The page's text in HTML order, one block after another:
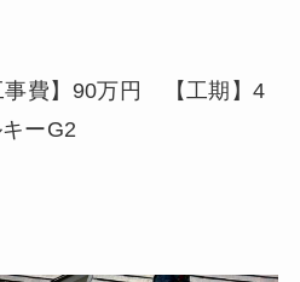
事費】90万円 【工期】4
ーG2